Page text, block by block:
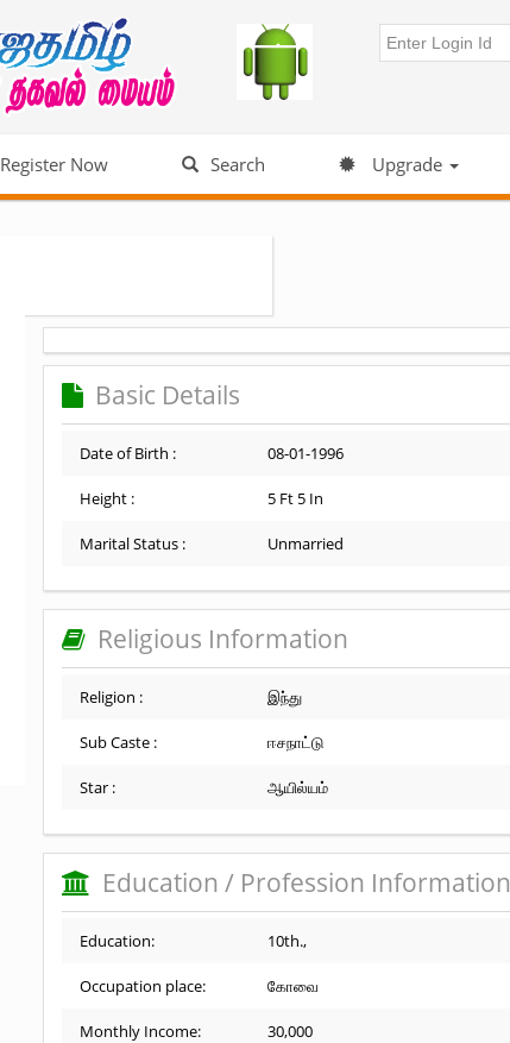
Register Now Search Upgrade
Basic Details
Date of Birth : 08-01-1996
Height : 5 Ft 5 In
Marital Status : Unmarried
Religious Information
Religion : இந்து
Sub Caste : ஈசநாட்டு
Star : ஆயில்யம்
Education / Profession Information
Education: 10th.,
Occupation place: கோவை
Monthly Income: 30,000